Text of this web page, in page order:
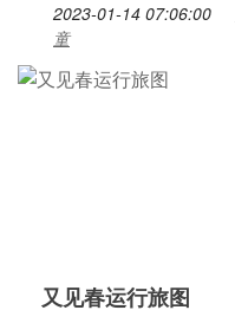
2023-01-14 07:06:00
童
又见春运行旅图